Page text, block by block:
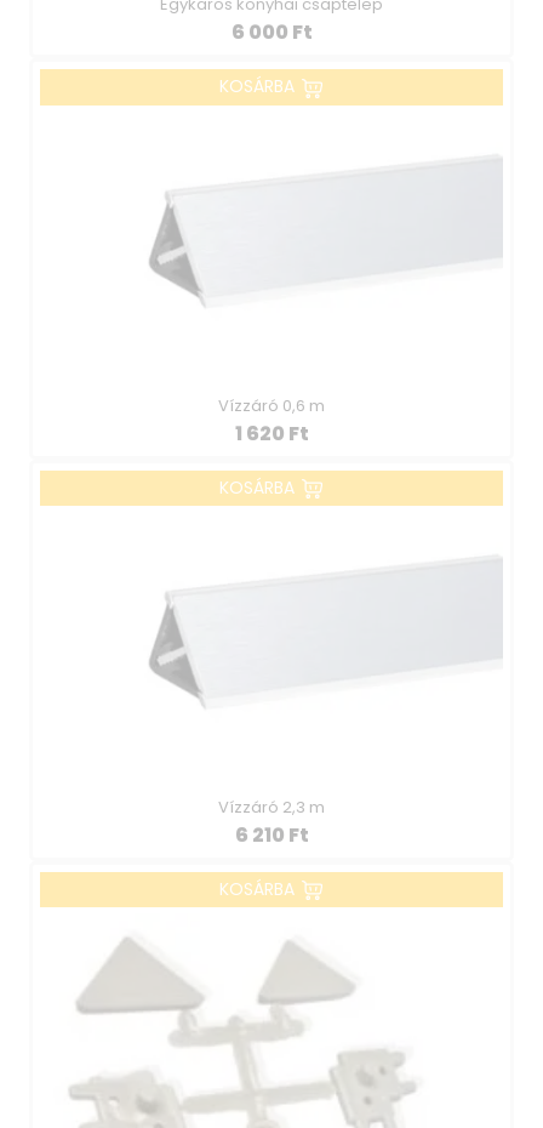
Egykaros konyhai csaptelep
6 000 Ft
KOSÁRBA
Vízzáró 0,6 m
1 620 Ft
KOSÁRBA
Vízzáró 2,3 m
6 210 Ft
KOSÁRBA